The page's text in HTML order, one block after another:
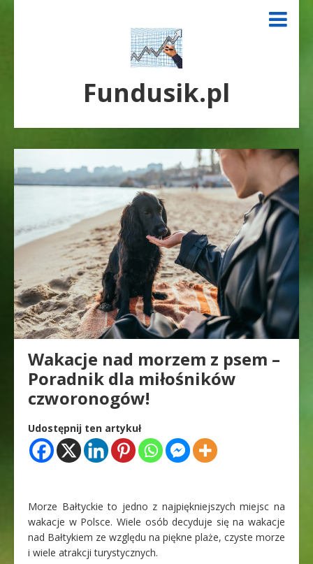
Fundusik.pl
Wakacje nad morzem z psem –
Poradnik dla miłośników
czworonogów!
Udostępnij ten artykuł
Morze Bałtyckie to jedno z najpiękniejszych miejsc na
wakacje w Polsce. Wiele osób decyduje się na wakacje
nad Bałtykiem ze względu na piękne plaże, czyste morze
i wiele atrakcji turystycznych.